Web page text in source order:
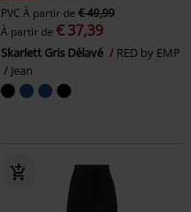
PVC À partir de € 49,99
À partir de € 37,39
Skarlett Gris Délavé
RED by EMP
Jean